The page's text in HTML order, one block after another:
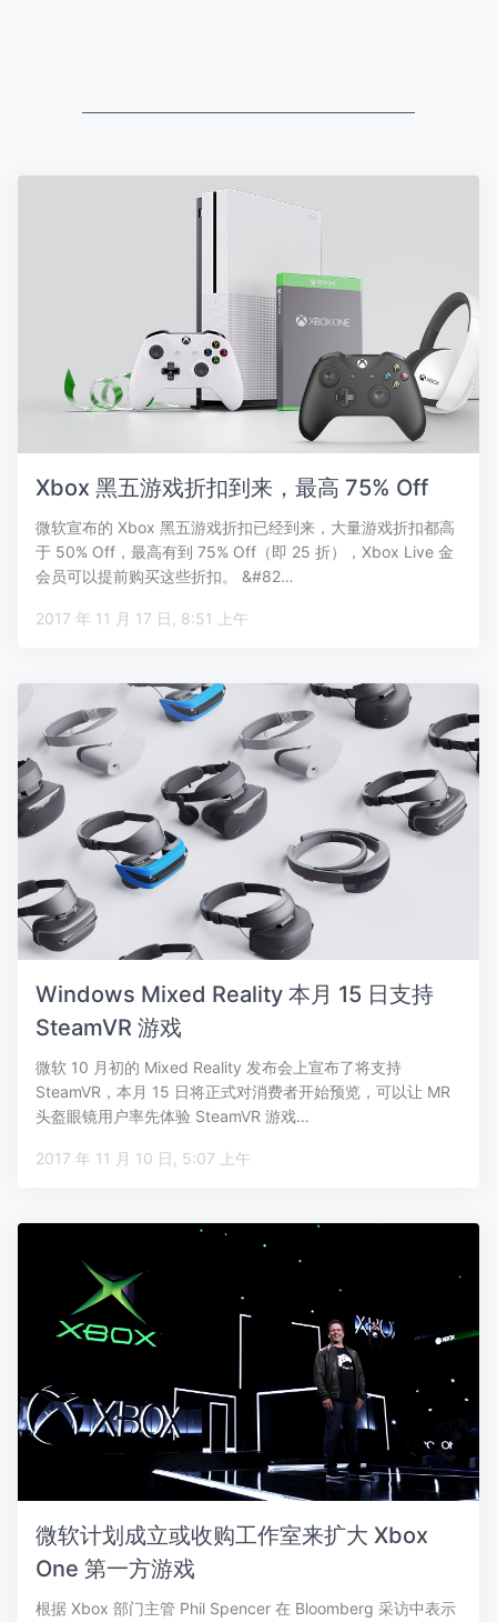
Xbox 黑五游戏折扣到来，最高 75% Off
微软宣布的 Xbox 黑五游戏折扣已经到来，大量游戏折扣都高
于 50% Off，最高有到 75% Off（即 25 折），Xbox Live 金
会员可以提前购买这些折扣。 &#82…
2017 年 11 月 17 日, 8:51 上午
Windows Mixed Reality 本月 15 日支持
SteamVR 游戏
微软 10 月初的 Mixed Reality 发布会上宣布了将支持
SteamVR，本月 15 日将正式对消费者开始预览，可以让 MR
头盔眼镜用户率先体验 SteamVR 游戏…
2017 年 11 月 10 日, 5:07 上午
微软计划成立或收购工作室来扩大 Xbox
One 第一方游戏
根据 Xbox 部门主管 Phil Spencer 在 Bloomberg 采访中表示